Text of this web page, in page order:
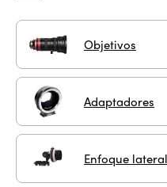
Objetivos
Adaptadores
Enfoque lateral